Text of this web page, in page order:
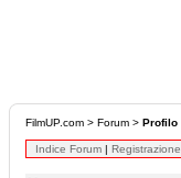
FilmUP.com > Forum > Profilo
Indice Forum | Registrazione